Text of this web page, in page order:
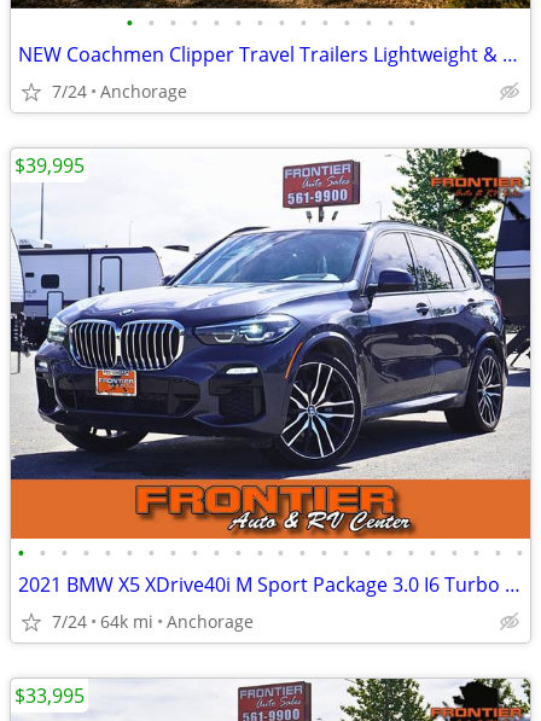
• • • • • • • • • • • • • •
NEW Coachmen Clipper Travel Trailers Lightweight & SUV Towable
7/24 Anchorage
• • • • • • • • • • • • • • • • • • • • • • • •
2021 BMW X5 XDrive40i M Sport Package 3.0 I6 Turbo AWD 4D SUV
7/24 64k mi Anchorage
$39,995
$33,995